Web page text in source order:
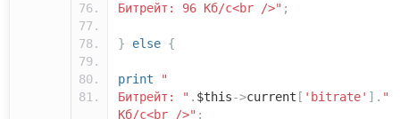
Битрейт: 96 Кб/с<br />" ;
} else {
print
"
Битрейт: " . $this->current [ 'bitrate' ]. "
Кб/с<br />" ;